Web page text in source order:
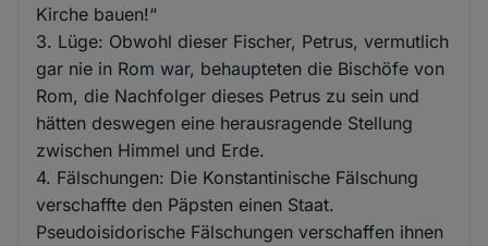
Kirche bauen!“
3. Lüge: Obwohl dieser Fischer, Petrus, vermutlich
gar nie in Rom war, behaupteten die Bischöfe von
Rom, die Nachfolger dieses Petrus zu sein und
hätten deswegen eine herausragende Stellung
zwischen Himmel und Erde.
4. Fälschungen: Die Konstantinische Fälschung
verschaffte den Päpsten einen Staat.
Pseudoisidorische Fälschungen verschaffen ihnen